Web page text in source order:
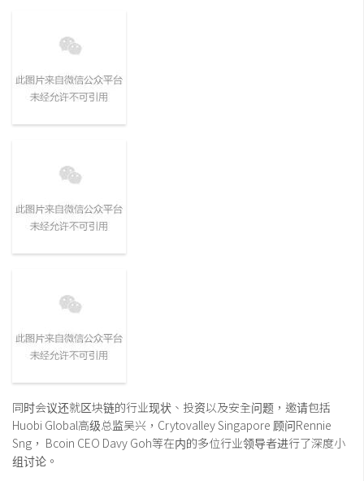
同时会议还就区块链的行业现状、投资以及安全问题，邀请包括
Huobi Global高级总监吴兴，Crytovalley Singapore 顾问Rennie
Sng， Bcoin CEO Davy Goh等在内的多位行业领导者进行了深度小
组讨论。